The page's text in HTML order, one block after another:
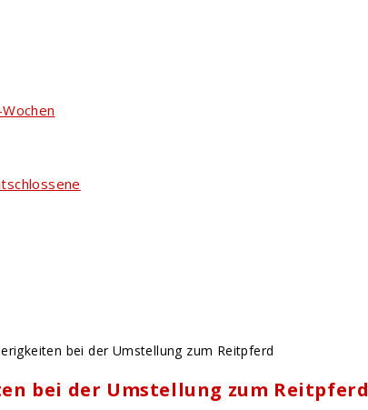
bei der Umstellung zum Reitpferd